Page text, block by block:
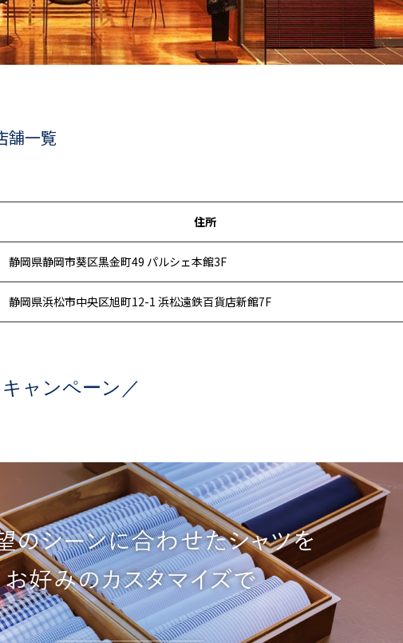
舗一覧
住所
静岡県静岡市葵区黒金町49 パルシェ本館3F
静岡県浜松市中央区旭町12-1 浜松遠鉄百貨店新館7F
ャンペーン／